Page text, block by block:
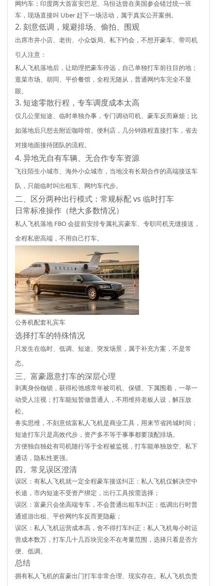
网约车；印度两大首富安巴尼、马恒达曾在美国参会错过统一班
车，现场直接叫 Uber 赶下一场活动，属于真实公开案例。
2. 刻意低调，规避排场、偷拍、围观
出席市井小店、老街、小众饭局、私下约会，不想开豪车、带司机
引人注意：
私人飞机落地后，让助理把豪车停远，自己单独打车前往目的地；
逛菜市场、胡同、平价餐馆，全程无随从，普通网约车完全不显
眼。
3. 短途零散行程，专车调度成本太高
仅几公里短途、临时单独办事，专门调动司机、豪车反而麻烦；比
如落地后只想去附近咖啡馆、便利店，几分钟路程直接打车，省去
对接地面接待团队的流程。
4. 异地无自有车辆、无合作专车资源
飞往陌生小城市、海外小众城市，当地没有长期合作的高端接送车
队，只能临时叫出租车、网约车代步。
二、区分两种出行模式：常规标配 vs 临时打车
日常标准操作（绝大多数情况）
私人飞机落地 FBO 会提前安排专属礼宾豪车、专职司机无缝接送，
全程私密高端，不用自己打车。
公务机配套礼宾车
选择打车的特殊情况
只发生在临时、低调、短途、突发场景，属于补充方案，不是常
态。
三、富豪愿意打车的深层心理
剥离身份枷锁，获得松弛感常年被司机、保镖、下属围着，一举一
动受人注视；打车能短暂做普通人，不用维持老板人设，解压放
松。
务实思维，不刻意炫富私人飞机是商业工具，用来节省跨城时间；
短途打车只是高效代步，资产多不等于事事都要顶配排场。
方便独自独处有司机随行等于全程被监视，打车能单独放空、私下
通话，隐私性更强。
四、常见误区澄清
误区：有私人飞机就一定全程豪车接送纠正：私人飞机仅解决空中
长途，市内短途不受资产绑定，出行工具按需选择；
误区：富豪只会坐高端专车，不会普通出租车纠正：低调出行时普
通巡游出租、平价网约车反而更隐蔽；
误区：私人飞机运营成本高，舍不得打车纠正：私人飞机每小时运
营成本数万，打车几十几百块完全不在考量范围，选择只看是否方
便、低调。
总结
拥有私人飞机的富豪出门打车非常合理、现实存在。私人飞机负责